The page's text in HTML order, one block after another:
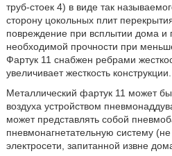
труб-стоек 4) в виде так
сторону цокольных плит
повреждение при всплытии дома и
необходимой прочности при
Фартук 11 снабжен ребрами
увеличивает жесткость конструкции.
Металлический фартук 11 может
воздуха устройством
может представлять собой
пневмонагнетательную систему
электросети, запитанной извне